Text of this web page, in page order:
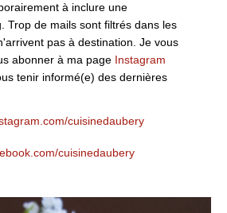
à inclure une
Trop de mails sont filtrés dans les
pas à destination. Je vous
abonner à ma page Instagram
tenir informé(e) des dernières
cuisinedaubery
cuisinedaubery